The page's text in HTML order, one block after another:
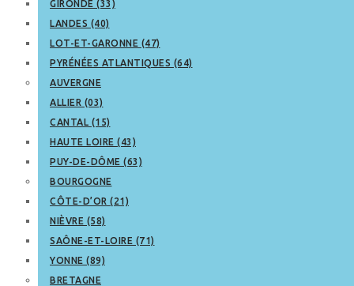
GIRONDE (33)
LANDES (40)
LOT-ET-GARONNE (47)
PYRÉNÉES ATLANTIQUES (64)
AUVERGNE
ALLIER (03)
CANTAL (15)
HAUTE LOIRE (43)
PUY-DE-DÔME (63)
BOURGOGNE
CÔTE-D’OR (21)
NIÈVRE (58)
SAÔNE-ET-LOIRE (71)
YONNE (89)
BRETAGNE